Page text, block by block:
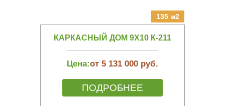
135 м2
КАРКАСНЫЙ ДОМ 9Х10 К-211
Цена:от 5 131 000 руб.
ПОДРОБНЕЕ